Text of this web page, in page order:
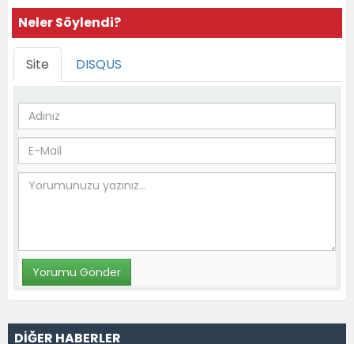
Neler Söylendi?
Site DISQUS
DİĞER HABERLER